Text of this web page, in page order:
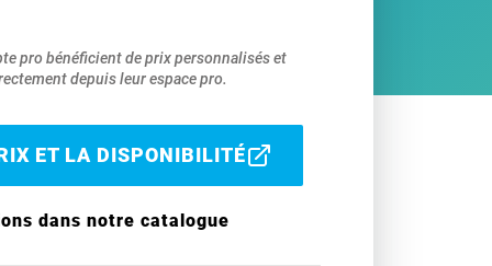
pro bénéficient de prix personnalisés et
depuis leur espace pro.
ET LA DISPONIBILITÉ
dans notre catalogue